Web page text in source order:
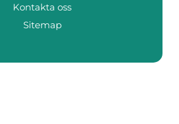
Kontakta oss
Sitemap